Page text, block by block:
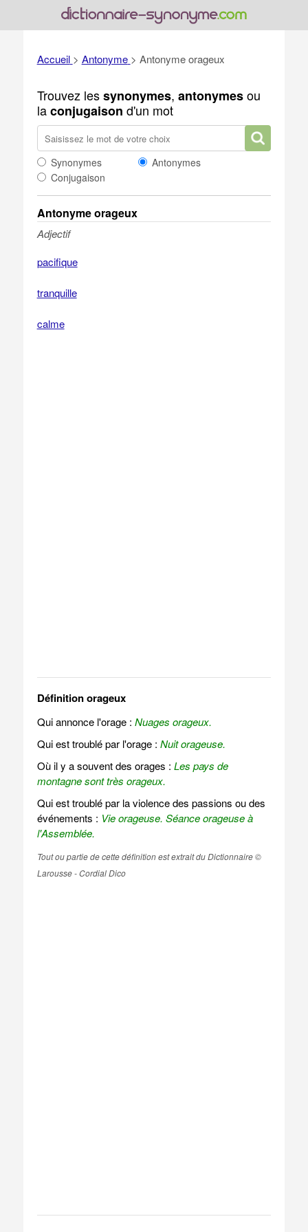
Accueil > Antonyme > Antonyme orageux
Trouvez lessynonymes, antonymesou
laconjugaison d'un mot
Synonymes
Antonymes
Conjugaison
Antonyme orageux
Adjectif
pacifique
tranquille
calme
Définition orageux
Qui annonce l'orage : Nuages orageux.
Qui est troublé par l'orage : Nuit orageuse.
Où il y a souvent des orages : Les pays de
montagne sont très orageux.
Qui est troublé par la violence des passions ou des
événements : Vie orageuse. Séance orageuse à
l'Assemblée.
Tout ou partie de cette définition est extrait du Dictionnaire ©
Larousse - Cordial Dico